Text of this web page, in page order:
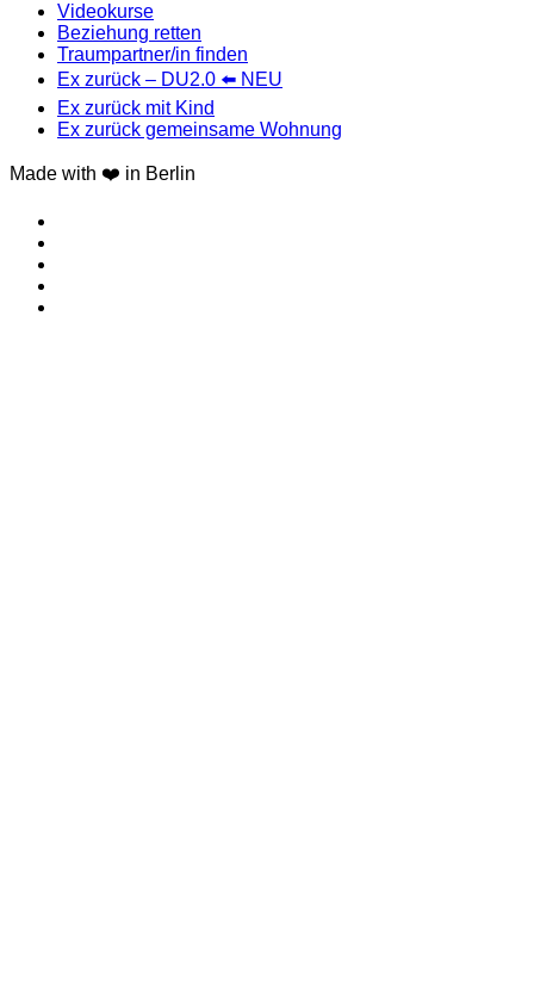
Videokurse
Beziehung retten
Traumpartner/in finden
Ex zurück – DU2.0 ⬅️ NEU
Ex zurück mit Kind
Ex zurück gemeinsame Wohnung
Made with ❤️ in Berlin